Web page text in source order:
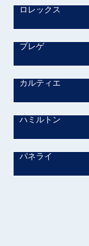
ロレックス
ブレゲ
カルティエ
ハミルトン
パネライ